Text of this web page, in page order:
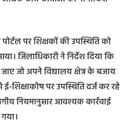
पर शिक्षकों की उपस्थिति को
जिलाधिकारी ने निर्देश दिया कि
जो अपने विद्यालय क्षेत्र के बजाय
शिक्षाकोष पर उपस्थिति दर्ज कर रहे
नियमानुसार आवश्यक कार्रवाई